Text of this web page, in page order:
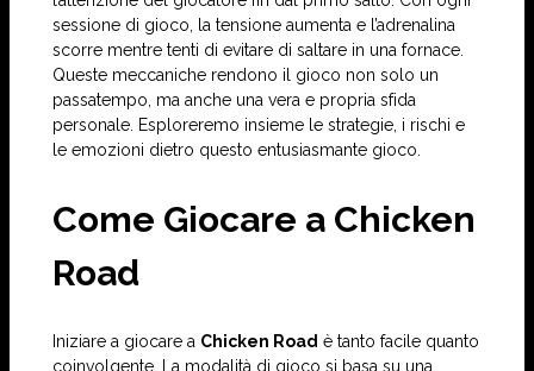
sessione di gioco, la tensione aumenta e l’adrenalina
scorre mentre tenti di evitare di saltare in una fornace.
Queste meccaniche rendono il gioco non solo un
passatempo, ma anche una vera e propria sfida
personale. Esploreremo insieme le strategie, i rischi e
le emozioni dietro questo entusiasmante gioco.
Come Giocare a Chicken
Road
Iniziare a giocare a Chicken Road è tanto facile quanto
coinvolgente. La modalità di gioco si basa su una